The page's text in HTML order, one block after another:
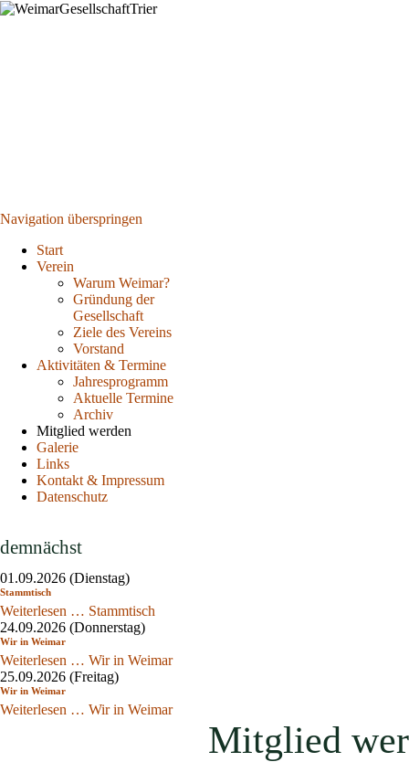
Navigation überspringen
Start
Verein
Warum Weimar?
Gründung der
Gesellschaft
Ziele des Vereins
Vorstand
Aktivitäten & Termine
Jahresprogramm
Aktuelle Termine
Archiv
Mitglied werden
Galerie
Links
Kontakt & Impressum
Datenschutz
demnächst
01.09.2026 (Dienstag)
Stammtisch
Weiterlesen … Stammtisch
24.09.2026 (Donnerstag)
Wir in Weimar
Weiterlesen … Wir in Weimar
25.09.2026 (Freitag)
Wir in Weimar
Weiterlesen … Wir in Weimar
Mitglied